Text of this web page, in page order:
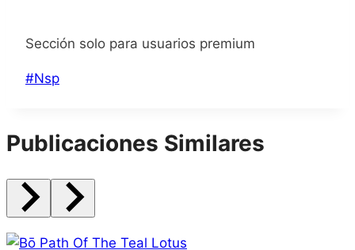
Sección solo para usuarios premium
Etiquetas
entrada:
#Nsp
Publicaciones Similares